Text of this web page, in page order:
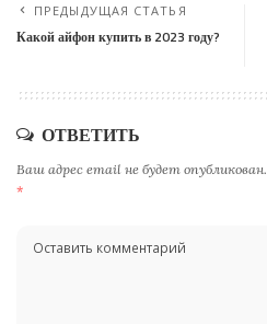
ПРЕДЫДУЩАЯ СТАТЬЯ
Какой айфон купить в 2023 году?
ОТВЕТИТЬ
Ваш адрес email не будет опубликован.
*